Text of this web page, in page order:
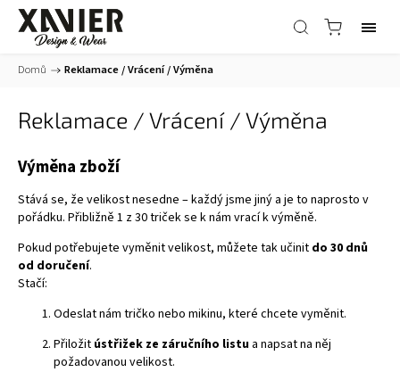
Domů / Reklamace / Vrácení / Výměna
Reklamace / Vrácení / Výměna
Výměna zboží
Stává se, že velikost nesedne – každý jsme jiný a je to naprosto v
pořádku. Přibližně 1 z 30 triček se k nám vrací k výměně.
Pokud potřebujete vyměnit velikost, můžete tak učinit do 30 dnů
od doručení.
Stačí:
Odeslat nám tričko nebo mikinu, které chcete vyměnit.
Přiložit ústřižek ze záručního listu a napsat na něj
požadovanou velikost.